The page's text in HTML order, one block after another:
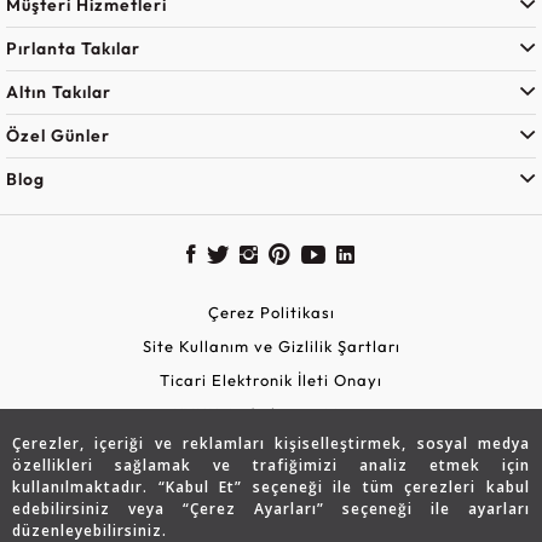
Çerezler, içeriği ve reklamları kişiselleştirmek, sosyal medya
özellikleri sağlamak ve trafiğimizi analiz etmek için
kullanılmaktadır. “Kabul Et” seçeneği ile tüm çerezleri kabul
edebilirsiniz veya “Çerez Ayarları” seçeneği ile ayarları
düzenleyebilirsiniz.
Pırlanta Takılar
Altın Takılar
Özel Günler
Blog
Çerez Politikası
Site Kullanım ve Gizlilik Şartları
Ticari Elektronik İleti Onayı
KVKK Aydınlatma Metni
Güvenli Alışveriş